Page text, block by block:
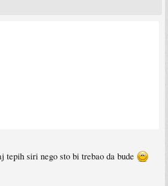
tepih siri nego sto bi trebao da bude